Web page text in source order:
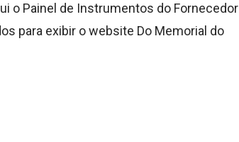
o Painel de Instrumentos do Fornecedor
para exibir o website Do Memorial do